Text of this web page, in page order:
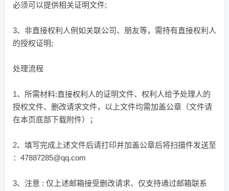
必须可以提供相关证明文件;
3、非直接权利人例如关联公司、朋友等，需持有直接权利人
的授权证明;
处理流程
1、所需材料:直接权利人的证明文件、权利人给予处理人的
授权文件、删改请求文件，以上文件均需加盖公章（文件请
在本页底部下载附件）；
2、填写完成上述文件后请打印并加盖公章后将扫描件发送至
：47887285@qq.com
3、注意 : 仅上述邮箱接受删改请求、仅支持通过邮箱联系